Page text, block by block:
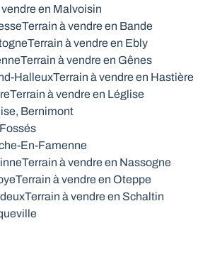
Chercher
en Malvoisin
Terrain à vendre en Bande
Terrain à vendre en Ebly
Terrain à vendre en Gênes
HalleuxTerrain à vendre en Hastière
Terrain à vendre en Léglise
Bernimont
En-Famenne
Terrain à vendre en Nassogne
Terrain à vendre en Oteppe
Terrain à vendre en Schaltin